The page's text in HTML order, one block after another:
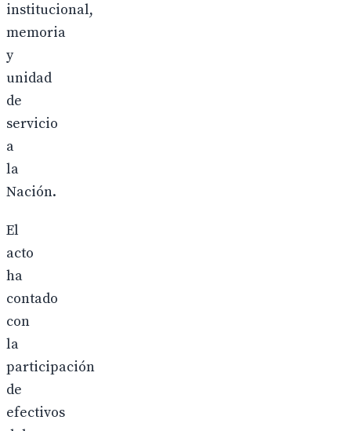
institucional,
memoria
y
unidad
de
servicio
a
la
Nación.
El
acto
ha
contado
con
la
participación
de
efectivos